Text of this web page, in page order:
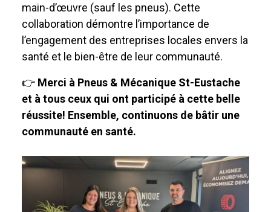
main-d’œuvre (sauf les pneus). Cette
collaboration démontre l’importance de
l’engagement des entreprises locales envers la
santé et le bien-être de leur communauté.
👉 Merci à Pneus & Mécanique St-Eustache
et à tous ceux qui ont participé à cette belle
réussite! Ensemble, continuons de bâtir une
communauté en santé.